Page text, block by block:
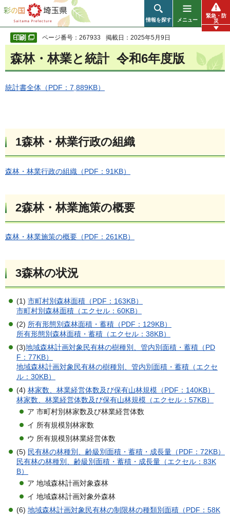
彩の国 埼玉県
情報を探す メニュー
緊急・防
災
ページ番号：267933 掲載日：2025年5月9日
森林・林業と統計 令和6年度版
統計書全体（PDF：7,889KB）
1森林・林業行政の組織
森林・林業行政の組織（PDF：91KB）
2森林・林業施策の概要
森林・林業施策の概要（PDF：261KB）
3森林の状況
(1) 市町村別森林面積（PDF：163KB）
市町村別森林面積（エクセル：60KB）
(2) 所有形態別森林面積・蓄積（PDF：129KB）
所有形態別森林面積・蓄積（エクセル：38KB）
(3)地域森林計画対象民有林の樹種別、管内別面積・蓄積（PD
F：77KB）
地域森林計画対象民有林の樹種別、管内別面積・蓄積（エクセ
ル：30KB）
(4) 林家数、林業経営体数及び保有山林規模（PDF：140KB）
林家数、林業経営体数及び保有山林規模（エクセル：57KB）
ア 市町村別林家数及び林業経営体数
イ 所有規模別林家数
ウ 所有規模別林業経営体数
(5) 民有林の林種別、齢級別面積・蓄積・成長量（PDF：72KB）
民有林の林種別、齢級別面積・蓄積・成長量（エクセル：83K
B）
ア 地域森林計画対象森林
イ 地域森林計画対象外森林
(6) 地域森林計画対象民有林の制限林の種類別面積（PDF：58K